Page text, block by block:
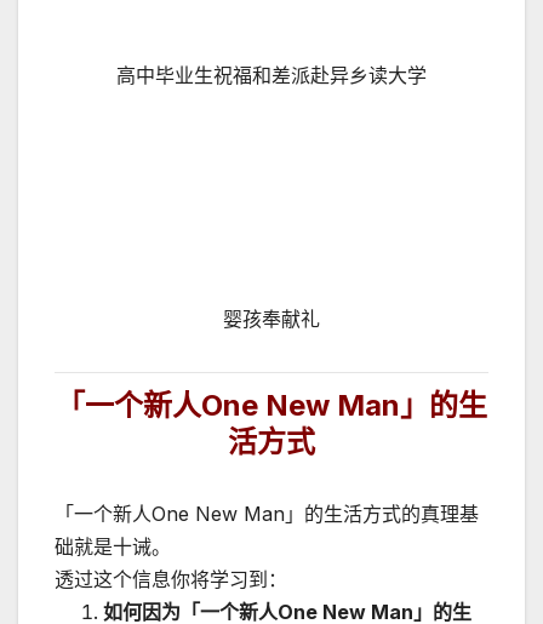
高中毕业生祝福和差派赴异乡读大学
婴孩奉献礼
「一个新人One New Man 」的生
活方式
「一个新人One New Man」的生活方式的真理基
础就是十诫。
透过这个信息你将学习到：
如何因为「一个新人One New Man」的生